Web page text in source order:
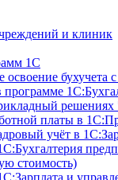
и клиник
1С
бухучета
программе
платы в
учёт в
стоимость)
и